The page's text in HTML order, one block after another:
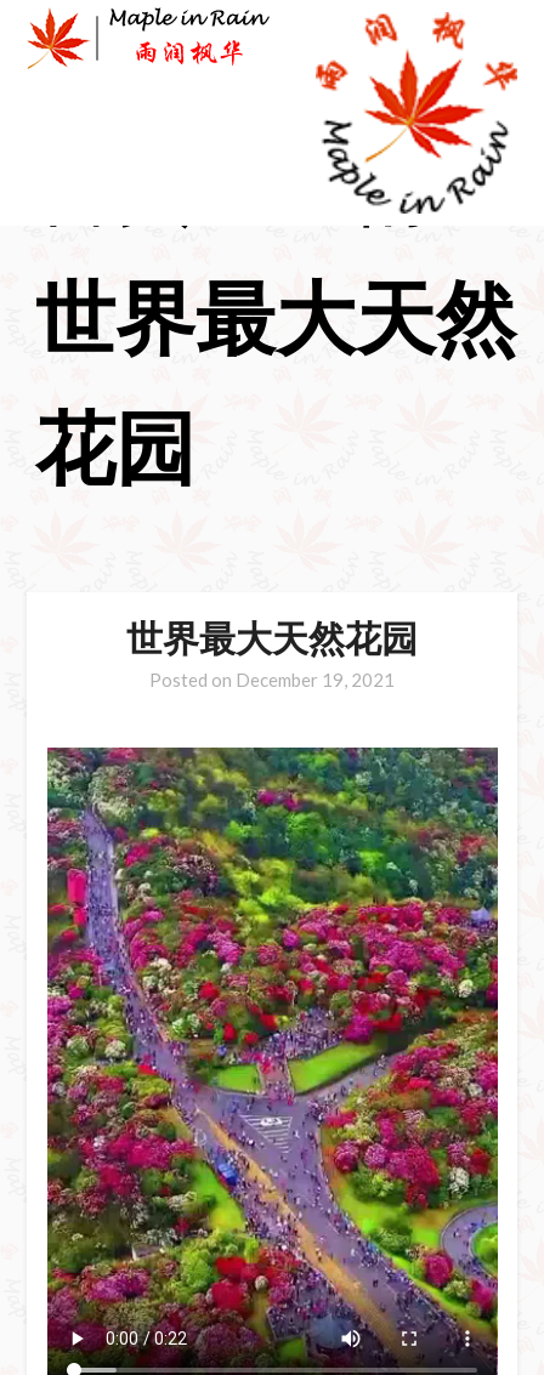
content
逸情>
世界最大天然
花园
世界最大天然花园
Posted on December 19, 2021